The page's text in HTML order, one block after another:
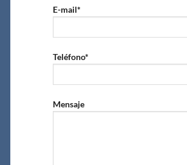
E-mail*
Teléfono*
Mensaje